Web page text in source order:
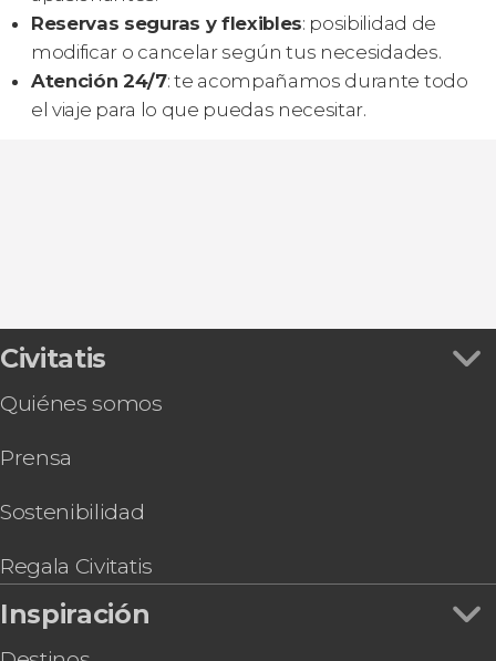
Reservas seguras y flexibles: posibilidad de
modificar o cancelar según tus necesidades.
Atención 24/7: te acompañamos durante todo
el viaje para lo que puedas necesitar.
Civitatis
Quiénes somos
Prensa
Sostenibilidad
Regala Civitatis
Inspiración